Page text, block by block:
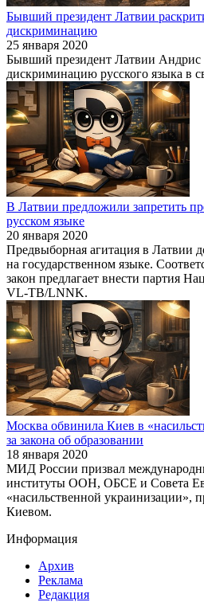
Бывший президент Латвии
дискриминацию
25 января 2020
Бывший президент Латвии Андрис
дискриминацию русского языка в
В Латвии предложили запретить
русском языке
20 января 2020
Предвыборная агитация в Латвии
на государственном языке.
закон предлагает внести партия
VL-TB/LNNK.
Москва обвинила Киев в
за закона об образовании
18 января 2020
МИД России призвал
институты ООН, ОБСЕ и Совета
«насильственной
Киевом.
Информация
Архив
Реклама
Редакция